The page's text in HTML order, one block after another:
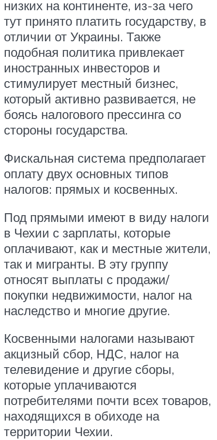
низких на континенте, из-за чего
тут принято платить государству, в
отличии от Украины. Также
подобная политика привлекает
иностранных инвесторов и
стимулирует местный бизнес,
который активно развивается, не
боясь налогового прессинга со
стороны государства.
Фискальная система предполагает
оплату двух основных типов
налогов: прямых и косвенных.
Под прямыми имеют в виду налоги
в Чехии с зарплаты, которые
оплачивают, как и местные жители,
так и мигранты. В эту группу
относят выплаты с продажи/
покупки недвижимости, налог на
наследство и многие другие.
Косвенными налогами называют
акцизный сбор, НДС, налог на
телевидение и другие сборы,
которые уплачиваются
потребителями почти всех товаров,
находящихся в обиходе на
территории Чехии.